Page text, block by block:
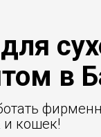
в
и кошек!